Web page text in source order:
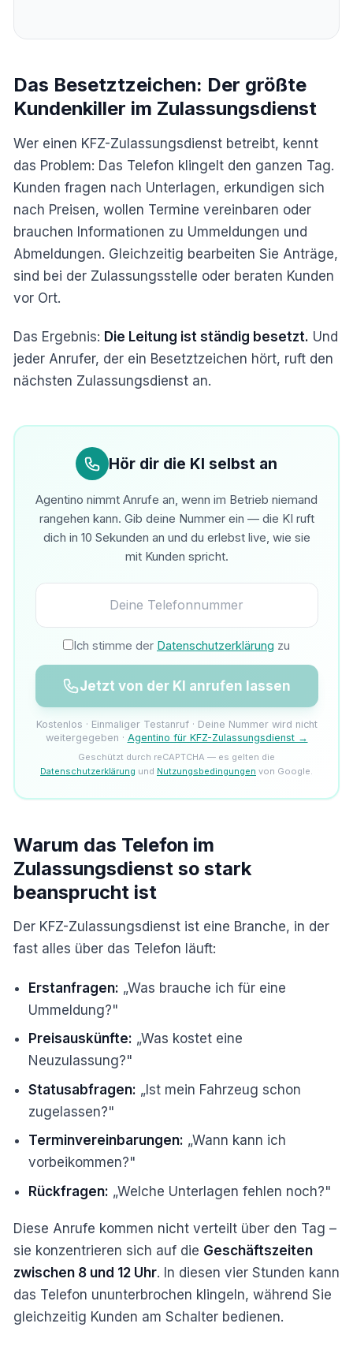
Das Besetztzeichen: Der größte
Kundenkiller im Zulassungsdienst
Wer einen KFZ-Zulassungsdienst betreibt, kennt
das Problem: Das Telefon klingelt den ganzen Tag.
Kunden fragen nach Unterlagen, erkundigen sich
nach Preisen, wollen Termine vereinbaren oder
brauchen Informationen zu Ummeldungen und
Abmeldungen. Gleichzeitig bearbeiten Sie Anträge,
sind bei der Zulassungsstelle oder beraten Kunden
vor Ort.
Das Ergebnis: Die Leitung ist ständig besetzt. Und
jeder Anrufer, der ein Besetztzeichen hört, ruft den
nächsten Zulassungsdienst an.
Hör dir die KI selbst an
Agentino nimmt Anrufe an, wenn im Betrieb niemand
rangehen kann. Gib deine Nummer ein — die KI ruft
dich in 10 Sekunden an und du erlebst live, wie sie
mit Kunden spricht.
Ich stimme der Datenschutzerklärung zu
Jetzt von der KI anrufen lassen
Kostenlos · Einmaliger Testanruf · Deine Nummer wird nicht
weitergegeben · Agentino für KFZ-Zulassungsdienst →
Geschützt durch reCAPTCHA — es gelten die
Datenschutzerklärung und Nutzungsbedingungen von Google.
Warum das Telefon im
Zulassungsdienst so stark
beansprucht ist
Der KFZ-Zulassungsdienst ist eine Branche, in der
fast alles über das Telefon läuft:
Erstanfragen: „Was brauche ich für eine
Ummeldung?"
Preisauskünfte: „Was kostet eine
Neuzulassung?"
Statusabfragen: „Ist mein Fahrzeug schon
zugelassen?"
Terminvereinbarungen: „Wann kann ich
vorbeikommen?"
Rückfragen: „Welche Unterlagen fehlen noch?"
Diese Anrufe kommen nicht verteilt über den Tag –
sie konzentrieren sich auf die Geschäftszeiten
zwischen 8 und 12 Uhr. In diesen vier Stunden kann
das Telefon ununterbrochen klingeln, während Sie
gleichzeitig Kunden am Schalter bedienen.